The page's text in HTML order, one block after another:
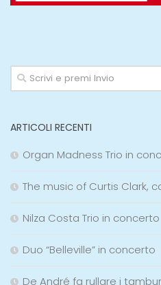
ARTICOLI RECENTI
Organ Madness Trio in
The music of Curtis Clark,
Nilza Costa Trio in concerto
Duo “Belleville” in concerto
De André fa rullare i